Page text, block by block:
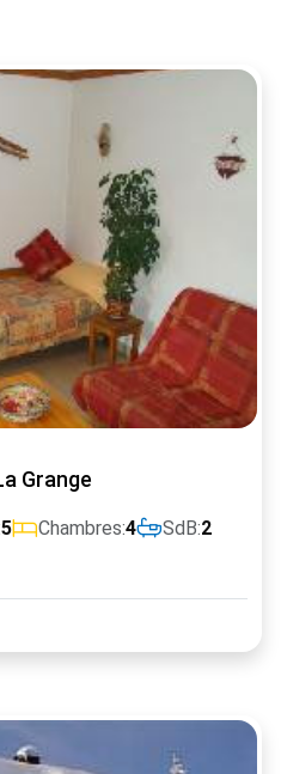
Grange
5 Chambres:4 SdB:2